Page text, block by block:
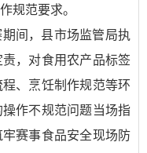
规范要求。
期间，县市场监管局执
，对食用农产品标签
、烹饪制作规范等环
作不规范问题当场指
赛事食品安全现场防